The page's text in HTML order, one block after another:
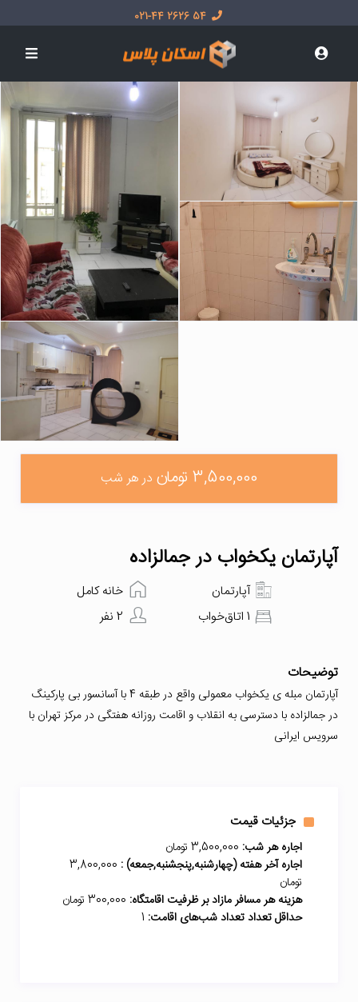
54 2626 021-44
3,500,000 تومان در هر شب
آپارتمان یکخواب در جمالزاده
خانه کامل
آپارتمان
2 نفر
1 اتاق‌خواب
توضیحات
آپارتمان مبله ی یکخواب معمولی واقع در طبقه 4 با آسانسور بی پارکینگ
در جمالزاده با دسترسی به انقلاب و اقامت روزانه هفتگی در مرکز تهران با
سرویس ایرانی
جزئیات قیمت
اجاره هر شب:
اجاره آخر هفته (چهارشنبه,پنجشنبه,جمعه) : 3,800,000
تومان
هزینه هر مسافر مازاد بر ظرفیت اقامتگاه:
حداقل تعداد تعداد شب‌های اقامت: